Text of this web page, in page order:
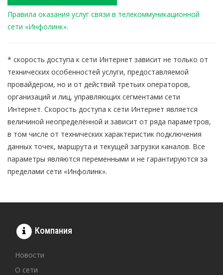
Правила оказания услуг связи в телекоммуникационной
сети «Инфолинк».
* скорость доступа к сети Интернет зависит не только от
технических особенностей услуги, предоставляемой
провайдером, но и от действий третьих операторов,
организаций и лиц, управляющих сегментами сети
Интернет. Скорость доступа к сети Интернет является
величиной неопределённой и зависит от ряда параметров,
в том числе от технических характеристик подключения
данных точек, маршрута и текущей загрузки каналов. Все
параметры являются переменными и не гарантируются за
пределами сети «Инфолинк».
Компания
Новости
О сети